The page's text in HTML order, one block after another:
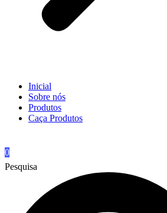
Inicial
Sobre nós
Produtos
Caça Produtos
0
Pesquisa